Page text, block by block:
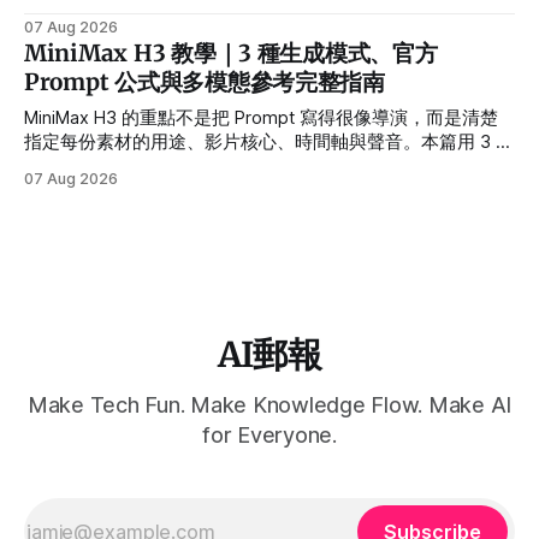
07 Aug 2026
MiniMax H3 教學｜3 種生成模式、官方
Prompt 公式與多模態參考完整指南
MiniMax H3 的重點不是把 Prompt 寫得很像導演，而是清楚
指定每份素材的用途、影片核心、時間軸與聲音。本篇用 3 個
07 Aug 2026
AI郵報
Make Tech Fun. Make Knowledge Flow. Make AI
for Everyone.
Subscribe